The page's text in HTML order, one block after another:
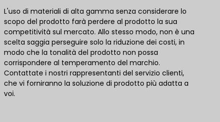
L'uso di materiali di alta gamma senza considerare lo
scopo del prodotto farà perdere al prodotto la sua
competitività sul mercato. Allo stesso modo, non è una
scelta saggia perseguire solo la riduzione dei costi, in
modo che la tonalità del prodotto non possa
corrispondere al temperamento del marchio.
Contattate i nostri rappresentanti del servizio clienti,
che vi forniranno la soluzione di prodotto più adatta a
voi.